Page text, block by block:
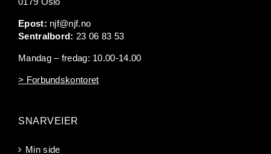
Epost: njf@njf.no
Sentralbord: 23 06 83 53
Mandag – fredag: 10.00-14.00
> Forbundskontoret
SNARVEIER
Min side